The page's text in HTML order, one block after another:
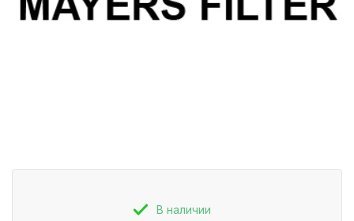
В наличии